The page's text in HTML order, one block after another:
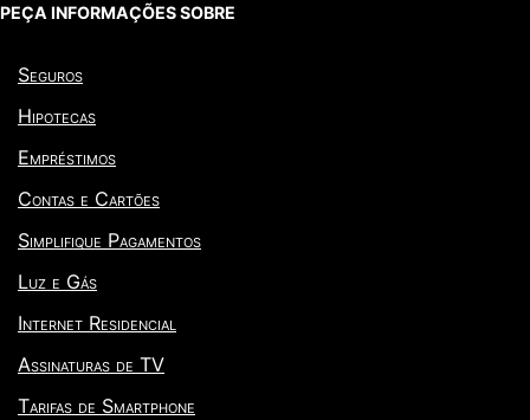
PEÇA INFORMAÇÕES SOBRE
Seguros
Hipotecas
Empréstimos
Contas e Cartões
Simplifique Pagamentos
Luz e Gás
Internet Residencial
Assinaturas de TV
Tarifas de Smartphone